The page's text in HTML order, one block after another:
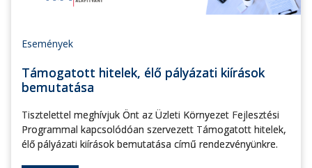
Események
Támogatott hitelek, élő pályázati kiírások
bemutatása
Tisztelettel meghívjuk Önt az Üzleti Környezet Fejlesztési
Programmal kapcsolódóan szervezett Támogatott hitelek,
élő pályázati kiírások bemutatása című rendezvényünkre.